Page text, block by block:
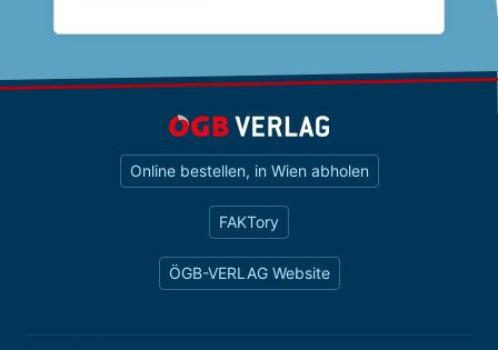
Online bestellen, in Wien abholen
FAKTory
ÖGB-VERLAG Website